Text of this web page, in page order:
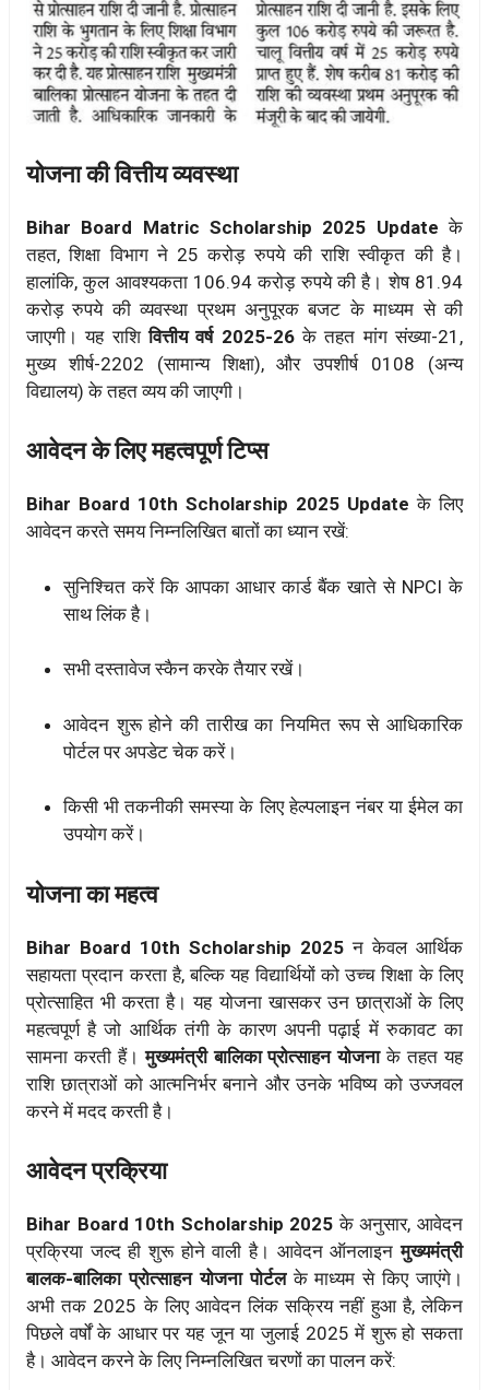
योजना की वित्तीय व्यवस्था
Bihar Board Matric Scholarship 2025 Update के
तहत, शिक्षा विभाग ने 25 करोड़ रुपये की राशि स्वीकृत की है।
हालांकि, कुल आवश्यकता 106.94 करोड़ रुपये की है। शेष 81.94
करोड़ रुपये की व्यवस्था प्रथम अनुपूरक बजट के माध्यम से की
जाएगी। यह राशिवित्तीय वर्ष 2025-26के तहत मांग संख्या-21,
मुख्य शीर्ष-2202 (सामान्य शिक्षा), और उपशीर्ष 0108 (अन्य
विद्यालय) के तहत व्यय की जाएगी।
आवेदन के लिए महत्वपूर्ण टिप्स
Bihar Board 10th Scholarship 2025 Update के लिए
आवेदन करते समय निम्नलिखित बातों का ध्यान रखें:
सुनिश्चित करें कि आपका आधार कार्ड बैंक खाते से NPCI के
साथ लिंक है।
सभी दस्तावेज स्कैन करके तैयार रखें।
आवेदन शुरू होने की तारीख का नियमित रूप से आधिकारिक
पोर्टल पर अपडेट चेक करें।
किसी भी तकनीकी समस्या के लिए हेल्पलाइन नंबर या ईमेल का
उपयोग करें।
योजना का महत्व
Bihar Board 10th Scholarship 2025 न केवल आर्थिक
सहायता प्रदान करता है, बल्कि यह विद्यार्थियों को उच्च शिक्षा के लिए
प्रोत्साहित भी करता है। यह योजना खासकर उन छात्राओं के लिए
महत्वपूर्ण है जो आर्थिक तंगी के कारण अपनी पढ़ाई में रुकावट का
सामना करती हैं।मुख्यमंत्री बालिका प्रोत्साहन योजनाके तहत यह
राशि छात्राओं को आत्मनिर्भर बनाने और उनके भविष्य को उज्जवल
करने में मदद करती है।
आवेदन प्रक्रिया
Bihar Board 10th Scholarship 2025 के अनुसार, आवेदन
प्रक्रिया जल्द ही शुरू होने वाली है। आवेदन ऑनलाइनमुख्यमंत्री
बालक-बालिका प्रोत्साहन योजना पोर्टलके माध्यम से किए जाएंगे।
अभी तक 2025 के लिए आवेदन लिंक सक्रिय नहीं हुआ है, लेकिन
पिछले वर्षों के आधार पर यह जून या जुलाई 2025 में शुरू हो सकता
है। आवेदन करने के लिए निम्नलिखित चरणों का पालन करें: